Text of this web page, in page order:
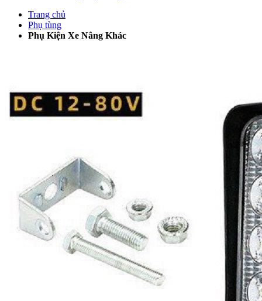
Trang chủ
Phụ tùng
Phụ Kiện Xe Nâng Khác